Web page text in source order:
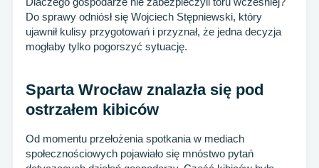
Do sprawy odniósł się Wojciech Stępniewski, który
ujawnił kulisy przygotowań i przyznał, że jedna decyzja
mogłaby tylko pogorszyć sytuację.
Sparta Wrocław znalazła się pod
ostrzałem kibiców
Od momentu przełożenia spotkania w mediach
społecznościowych pojawiało się mnóstwo pytań